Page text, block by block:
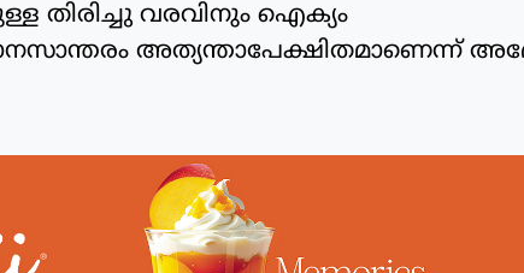
തിരിച്ചു വരവിനും ഐക്യം
അത്യന്താപേക്ഷിതമാണെന്ന്